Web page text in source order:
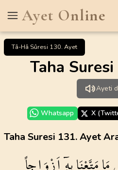
Ayet Online
Tâ-Hâ Sûresi 130. Ayet
Taha
Ayeti
Whatsapp X
Taha Suresi 131. Ayet